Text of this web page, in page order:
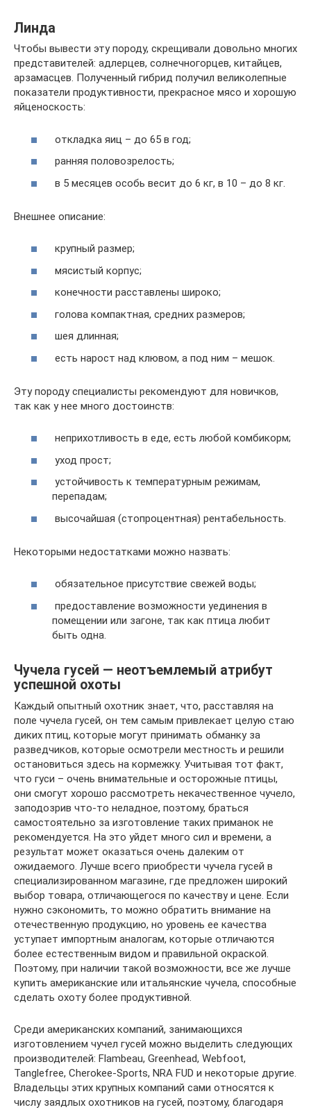
Линда
Чтобы вывести эту породу, скрещивали довольно многих
представителей: адлерцев, солнечногорцев, китайцев,
арзамасцев. Полученный гибрид получил великолепные
показатели продуктивности, прекрасное мясо и хорошую
яйценоскость:
откладка яиц – до 65 в год;
ранняя половозрелость;
в 5 месяцев особь весит до 6 кг, в 10 – до 8 кг.
Внешнее описание:
крупный размер;
мясистый корпус;
конечности расставлены широко;
голова компактная, средних размеров;
шея длинная;
есть нарост над клювом, а под ним – мешок.
Эту породу специалисты рекомендуют для новичков,
так как у нее много достоинств:
неприхотливость в еде, есть любой комбикорм;
уход прост;
устойчивость к температурным режимам,
перепадам;
высочайшая (стопроцентная) рентабельность.
Некоторыми недостатками можно назвать:
обязательное присутствие свежей воды;
предоставление возможности уединения в
помещении или загоне, так как птица любит
быть одна.
Чучела гусей — неотъемлемый атрибут
успешной охоты
Каждый опытный охотник знает, что, расставляя на
поле чучела гусей, он тем самым привлекает целую стаю
диких птиц, которые могут принимать обманку за
разведчиков, которые осмотрели местность и решили
остановиться здесь на кормежку. Учитывая тот факт,
что гуси – очень внимательные и осторожные птицы,
они смогут хорошо рассмотреть некачественное чучело,
заподозрив что-то неладное, поэтому, браться
самостоятельно за изготовление таких приманок не
рекомендуется. На это уйдет много сил и времени, а
результат может оказаться очень далеким от
ожидаемого. Лучше всего приобрести чучела гусей в
специализированном магазине, где предложен широкий
выбор товара, отличающегося по качеству и цене. Если
нужно сэкономить, то можно обратить внимание на
отечественную продукцию, но уровень ее качества
уступает импортным аналогам, которые отличаются
более естественным видом и правильной окраской.
Поэтому, при наличии такой возможности, все же лучше
купить американские или итальянские чучела, способные
сделать охоту более продуктивной.
Среди американских компаний, занимающихся
изготовлением чучел гусей можно выделить следующих
производителей: Flambeau, Greenhead, Webfoot,
Tanglefree, Cherokee-Sports, NRA FUD и некоторые другие.
Владельцы этих крупных компаний сами относятся к
числу заядлых охотников на гусей, поэтому, благодаря